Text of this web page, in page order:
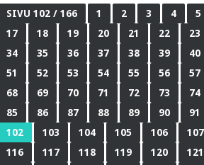
SIVU 102 / 166 1 2 3 4 5
17
18 19 20 21 22 23
34
35 36 37 38 39 40
51
52 53 54 55 56 57
68
69 70 71 72 73 74
85
86 87 88 89 90 91
102
103 104 105 106 107
116
117 118 119 120 121